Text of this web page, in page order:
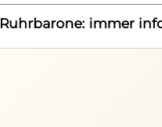
Ruhrbarone: immer